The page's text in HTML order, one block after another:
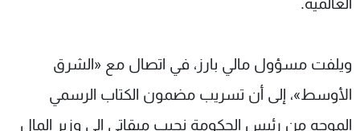
ويلفت مسؤول مالي بارز، في اتصال مع «الشرق
الأوسط»، إلى أن تسريب مضمون الكتاب الرسمي
الموجه من رئيس الحكومة نجيب ميقاتي إلى وزير المال